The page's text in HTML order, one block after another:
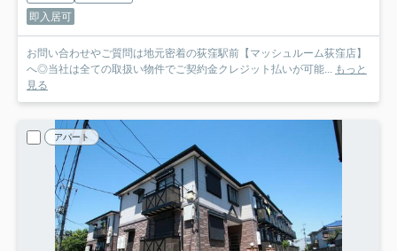
即入居可
お問い合わせやご質問は地元密着の荻窪駅前【マッシュルーム荻窪店】
へ◎当社は全ての取扱い物件でご契約金クレジット払いが可能... もっと
見る
アパート